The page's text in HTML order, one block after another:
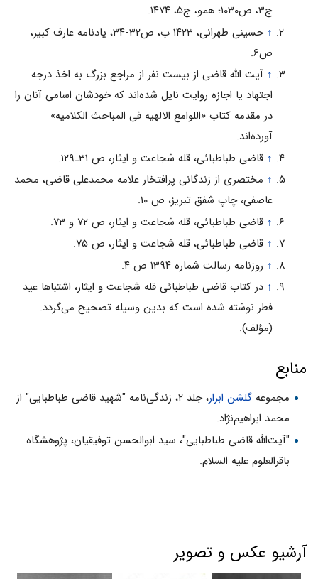
ج۳، ص۱۰۳۰؛ همو، ج۵، ۱۴۷۴.
↑
حسینی طهرانی، ۱۴۲۳ ب، ص۳۲-۳۴، یادنامه عارف کبیر،
ص۶.
↑ آیت الله قاضی از بیست نفر از مراجع بزرگ به اخذ درجه
اجتهاد یا اجازه روایت نایل شده‌اند که خودشان اسامی آنان را
در مقدمه کتاب «اللوامع الالهیه فی المباحث الکلامیه»
آورده‌اند.
↑ قاضی طباطبائی، قله شجاعت و ایثار، ص ۳۱ـ۱۲۹.
↑ مختصری از زندگانی پرافتخار علامه محمدعلی قاضی، محمد
عاصفی، چاپ شفق تبریز، ص ۱۰.
↑ قاضی طباطبائی، قله شجاعت و ایثار، ص ۷۲ و ۷۳.
↑ قاضی طباطبائی، قله شجاعت و ایثار، ص ۷۵.
↑ روزنامه رسالت شماره ۱۳۹۴ ص ۴.
↑ در کتاب قاضی طباطبائی قله شجاعت و ایثار، اشتباها عید
فطر نوشته شده است که بدین وسیله تصحیح می‌گردد.
(مؤلف).
منابع
مجموعه گلشن ابرار
، جلد ۲، زندگی‌نامه "شهید قاضی طباطبایی" از
محمد ابراهیم‌نژاد.
"آیت‌الله قاضی طباطبایی"، سید ابوالحسن توفیقیان، پژوهشگاه
باقرالعلوم علیه السلام.
آرشیو عکس و تصویر